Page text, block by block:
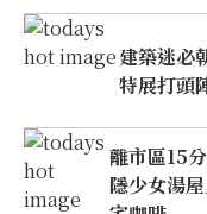
建築迷必
特展打頭
離市區15
隱少女湯